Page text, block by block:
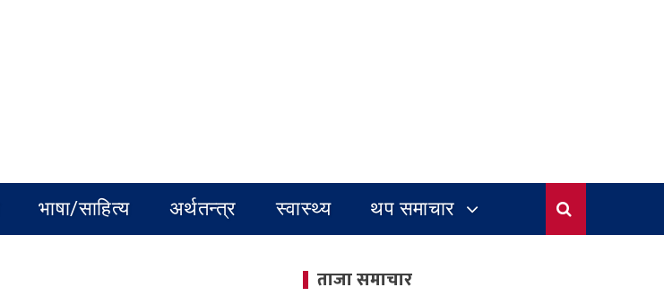
भाषा/साहित्य अर्थतन्त्र स्वास्थ्य थप समाचार
ताजा समाचार